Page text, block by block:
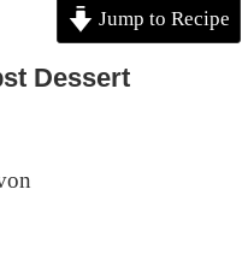
Jump to Recipe
Dessert